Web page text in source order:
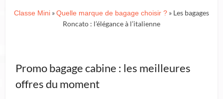
Classe Mini »Quelle marque de bagage choisir ? » Les bagages
Roncato : l’élégance à l’italienne
Promo bagage cabine : les meilleures
offres du moment